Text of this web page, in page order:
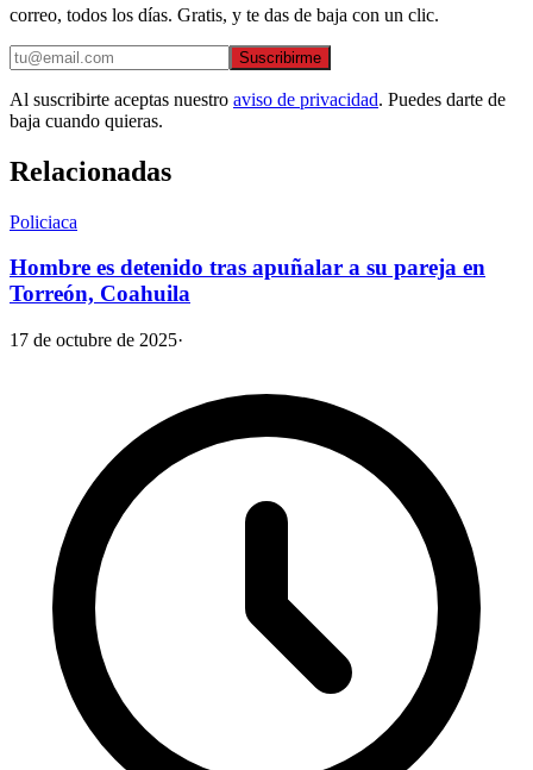
correo, todos los días. Gratis, y te das de baja con un clic.
Suscribirme
Al suscribirte aceptas nuestro aviso de privacidad. Puedes darte de
baja cuando quieras.
Relacionadas
Policiaca
Hombre es detenido tras apuñalar a su pareja en
Torreón, Coahuila
17 de octubre de 2025·